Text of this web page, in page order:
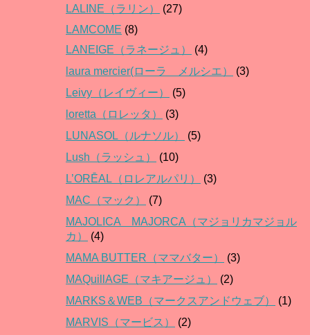
LALINE（ラリン）
(27)
LAMCOME (8)
LANEIGE（ラネージュ）
(4)
laura mercier(ローラ メルシエ）
(3)
Leivy（レイヴィー）
(5)
loretta（ロレッタ）
(3)
LUNASOL（ルナソル）
(5)
Lush（ラッシュ）
(10)
L’ORĒAL（ロレアルパリ）
(3)
MAC（マック）
(7)
MAJOLICA MAJORCA（マジョリカマジョル
カ）
(4)
MAMA BUTTER（ママバター）
(3)
MAQuillAGE（マキアージュ）
(2)
MARKS＆WEB（マークスアンドウェブ）
(1)
MARVIS（マービス）
(2)